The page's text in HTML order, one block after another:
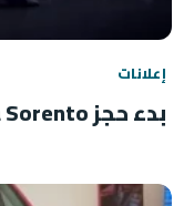
إعلانات
بدء حجز Kia Sorento الهجينة في الهند